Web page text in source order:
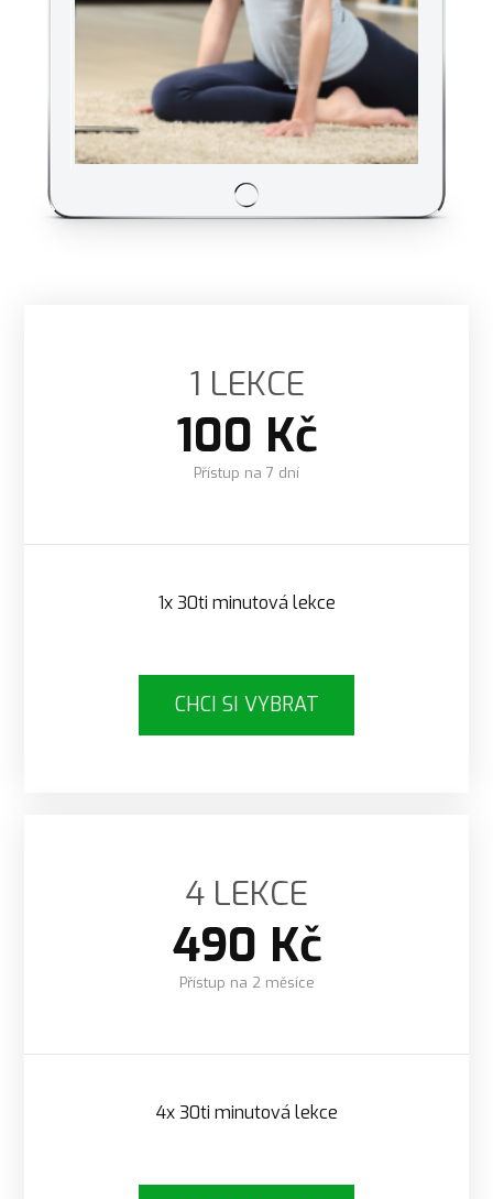
1 LEKCE
100 Kč
Přístup na 7 dní
1x 30ti minutová lekce
CHCI SI VYBRAT
4 LEKCE
490 Kč
Přístup na 2 měsíce
4x 30ti minutová lekce